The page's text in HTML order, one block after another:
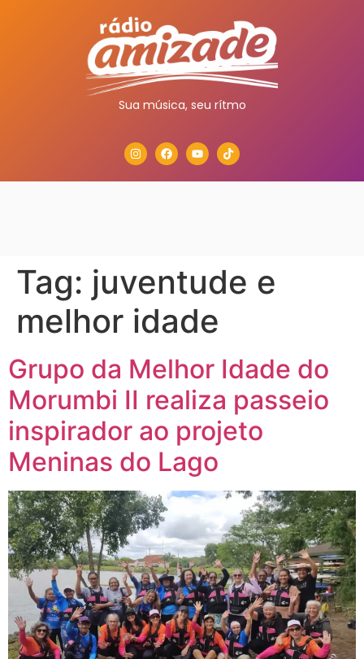
Sua música, seu rítmo
Tag: juventude e
melhor idade
Grupo da Melhor Idade do
Morumbi II realiza passeio
inspirador ao projeto
Meninas do Lago